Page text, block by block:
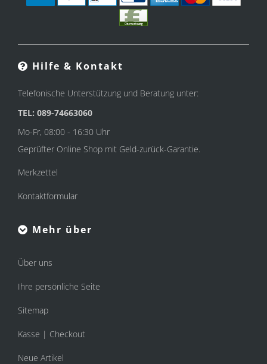
Hilfe & Kontakt
Telefonische Unterstützung und Beratung unter:
TEL: 089-74663060
Mo-Fr, 08:00 - 16:30 Uhr
Geprüfter Online Shop mit Geld-zurück-Garantie.
Merkzettel
Kontaktformular
Mehr über
Über uns
Ihre persönliche Seite
Sitemap
Kasse | Checkout
Neue Artikel